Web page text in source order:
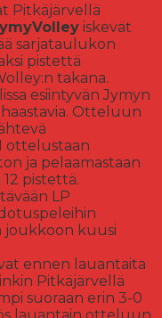
Pitkäjärvellä
iskevät
sarjataulukon
pistettä
takana.
esiintyvän Jymyn
Otteluun
ottelustaan
ja pelaamastaan
pistettä.
LP
joukkoon kuusi
ennen lauantaita
Pitkäjärvellä
suoraan erin 3-0